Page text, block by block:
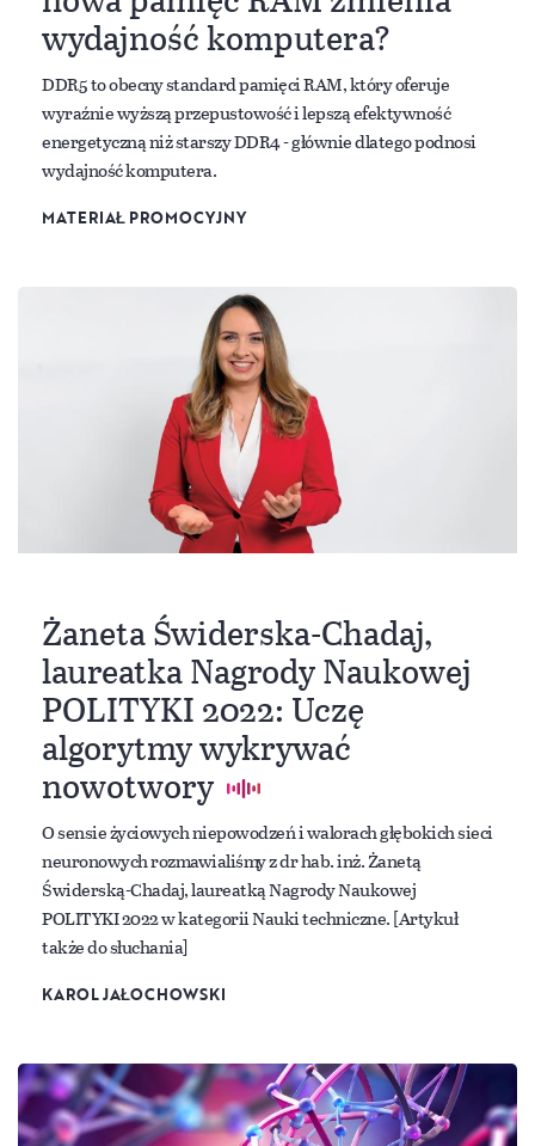
wydajność komputera?
DDR5 to obecny standard pamięci RAM, który oferuje
wyraźnie wyższą przepustowość i lepszą efektywność
energetyczną niż starszy DDR4 - głównie dlatego podnosi
wydajność komputera.
MATERIAŁ PROMOCYJNY
Żaneta Świderska-Chadaj,
laureatka Nagrody Naukowej
POLITYKI 2022: Uczę
algorytmy wykrywać
nowotwory
O sensie życiowych niepowodzeń i walorach głębokich sieci
neuronowych rozmawialiśmy z dr hab. inż. Żanetą
Świderską-Chadaj, laureatką Nagrody Naukowej
POLITYKI 2022 w kategorii Nauki techniczne. [Artykuł
także do słuchania]
KAROL JAŁOCHOWSKI